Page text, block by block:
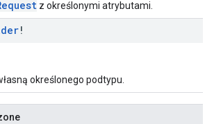
z określonymi atrybutami.
!
określonego podtypu.